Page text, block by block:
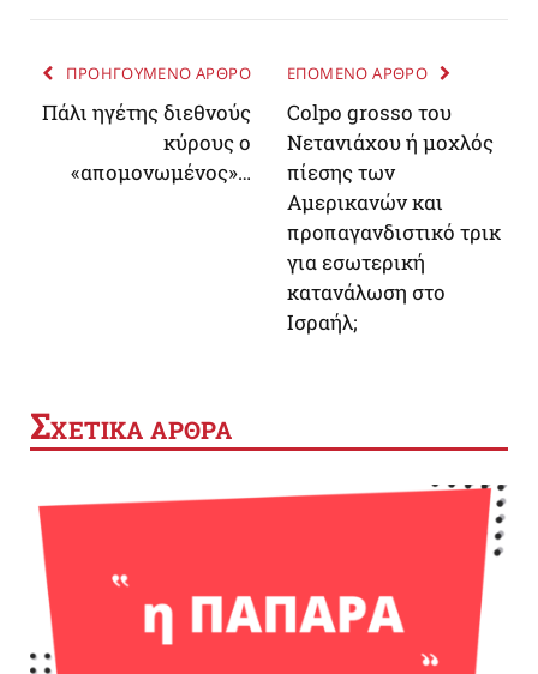
ΠΡΟΗΓΟΥΜΕΝΟ ΑΡΘΡΟ
Πάλι ηγέτης διεθνούς
κύρους ο
«απομονωμένος»…
ΕΠΟΜΕΝΟ ΑΡΘΡΟ
Colpo grosso του
Νετανιάχου ή μοχλός
πίεσης των
Αμερικανών και
προπαγανδιστικό τρικ
για εσωτερική
κατανάλωση στο
Ισραήλ;
ΣΧΕΤΙΚΑ ΑΡΘΡΑ